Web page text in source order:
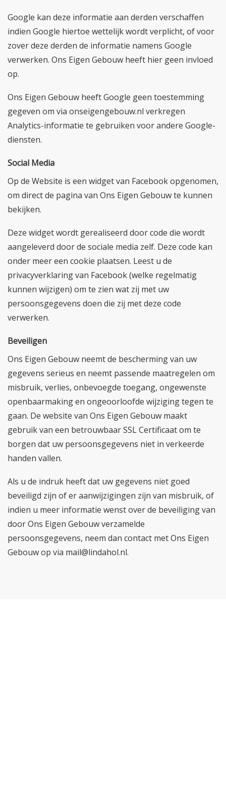
Google kan deze informatie aan derden verschaffen
indien Google hiertoe wettelijk wordt verplicht, of voor
zover deze derden de informatie namens Google
verwerken. Ons Eigen Gebouw heeft hier geen invloed
op.
Ons Eigen Gebouw heeft Google geen toestemming
gegeven om via onseigengebouw.nl verkregen
Analytics-informatie te gebruiken voor andere Google-
diensten.
Social Media
Op de Website is een widget van Facebook opgenomen,
om direct de pagina van Ons Eigen Gebouw te kunnen
bekijken.
Deze widget wordt gerealiseerd door code die wordt
aangeleverd door de sociale media zelf. Deze code kan
onder meer een cookie plaatsen. Leest u de
privacyverklaring van Facebook (welke regelmatig
kunnen wijzigen) om te zien wat zij met uw
persoonsgegevens doen die zij met deze code
verwerken.
Beveiligen
Ons Eigen Gebouw neemt de bescherming van uw
gegevens serieus en neemt passende maatregelen om
misbruik, verlies, onbevoegde toegang, ongewenste
openbaarmaking en ongeoorloofde wijziging tegen te
gaan. De website van Ons Eigen Gebouw maakt
gebruik van een betrouwbaar SSL Certificaat om te
borgen dat uw persoonsgegevens niet in verkeerde
handen vallen.
Als u de indruk heeft dat uw gegevens niet goed
beveiligd zijn of er aanwijzigingen zijn van misbruik, of
indien u meer informatie wenst over de beveiliging van
door Ons Eigen Gebouw verzamelde
persoonsgegevens, neem dan contact met Ons Eigen
Gebouw op via mail@lindahol.nl.